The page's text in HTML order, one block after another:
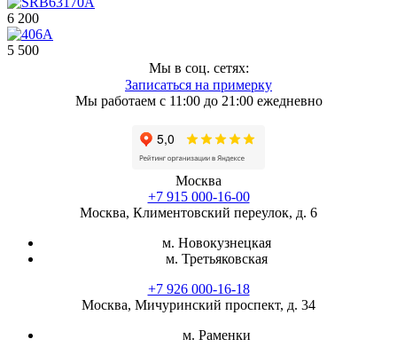
6 200
5 500
Мы в соц. сетях:
Записаться на примерку
Мы работаем с 11:00 до 21:00 ежедневно
Москва
+7 915 000-16-00
Москва, Климентовский переулок, д. 6
м. Новокузнецкая
м. Третьяковская
+7 926 000-16-18
Москва, Мичуринский проспект, д. 34
м. Раменки